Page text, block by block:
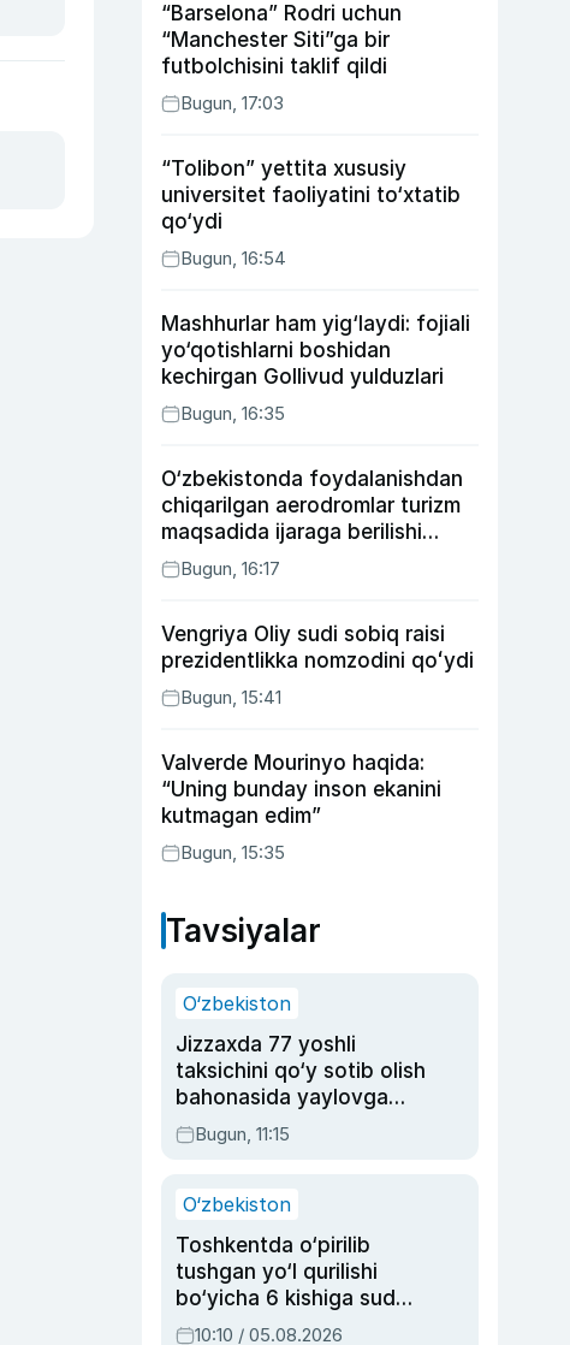
“Barselona” Rodri uchun
“Manchester Siti”ga bir
futbolchisini taklif qildi
Bugun, 17:03
“Tolibon” yettita xususiy
universitet faoliyatini to‘xtatib
qo‘ydi
Bugun, 16:54
Mashhurlar ham yig‘laydi: fojiali
yo‘qotishlarni boshidan
kechirgan Gollivud yulduzlari
Bugun, 16:35
O‘zbekistonda foydalanishdan
chiqarilgan aerodromlar turizm
maqsadida ijaraga berilishi
mumkin
Bugun, 16:17
Vengriya Oliy sudi sobiq raisi
prezidentlikka nomzodini qoʻydi
Bugun, 15:41
Valverde Mourinyo haqida:
“Uning bunday inson ekanini
kutmagan edim”
Bugun, 15:35
Tavsiyalar
O‘zbekiston
Jizzaxda 77 yoshli
taksichini qo‘y sotib olish
bahonasida yaylovga
olib borib o‘ldirgan yigit
20 yilga qamaldi
Bugun, 11:15
O‘zbekiston
Toshkentda o‘pirilib
tushgan yo‘l qurilishi
bo‘yicha 6 kishiga sud
hukmi o‘qildi
10:10 / 05.08.2026